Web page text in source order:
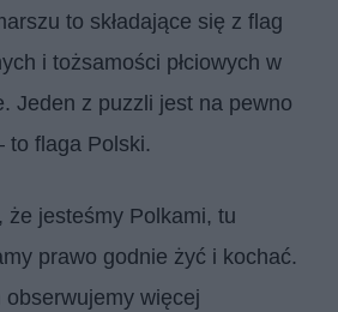
to składające się z flag
i tożsamości płciowych w
Jeden z puzzli jest na pewno
to flaga Polski.
że jesteśmy Polkami, tu
prawo godnie żyć i kochać.
więcej